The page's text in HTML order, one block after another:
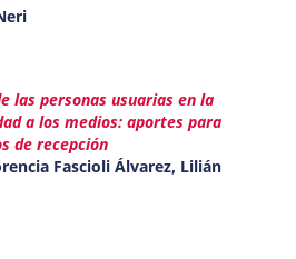
las personas usuarias en la
a los medios: aportes para
de recepción
Fascioli Álvarez, Lilián